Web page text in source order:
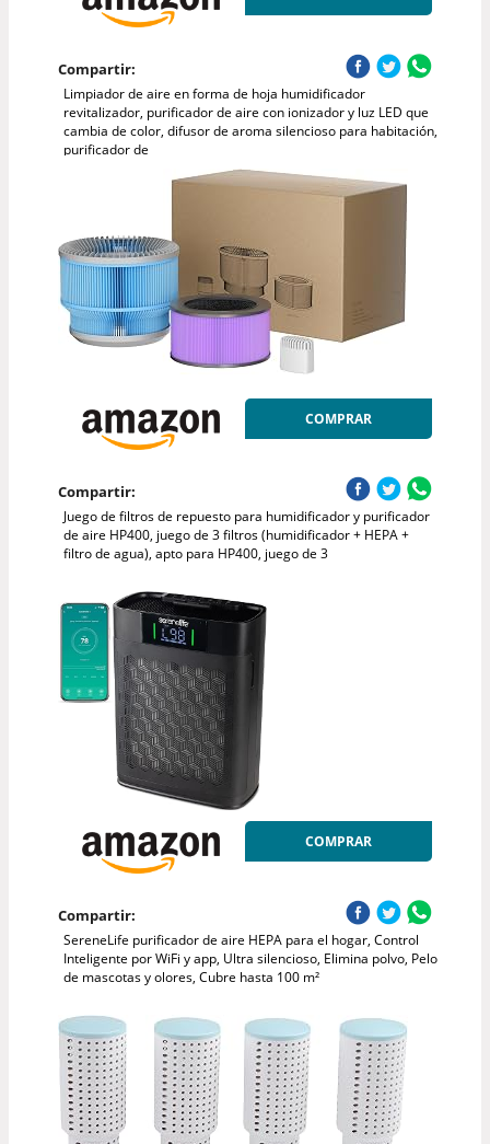
Compartir:
Limpiador de aire en forma de hoja humidificador
revitalizador, purificador de aire con ionizador y luz LED que
cambia de color, difusor de aroma silencioso para habitación,
purificador de
COMPRAR
Compartir:
Juego de filtros de repuesto para humidificador y purificador
de aire HP400, juego de 3 filtros (humidificador + HEPA +
filtro de agua), apto para HP400, juego de 3
COMPRAR
Compartir:
SereneLife purificador de aire HEPA para el hogar, Control
Inteligente por WiFi y app, Ultra silencioso, Elimina polvo, Pelo
de mascotas y olores, Cubre hasta 100 m²